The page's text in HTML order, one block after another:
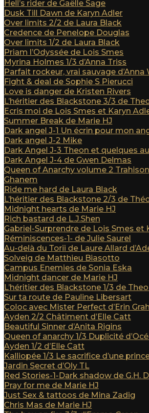
Hell’s rider de Gaëlle Sage
Dusk Till Dawn de Karyn Adler
Over limits 2/2 de Laura Black
Credence de Penelope Douglas
Over limits 1/2 de Laura Black
Priam l’Odyssée de Lois Smes
Myrina Holmes 1/3 d’Anna Triss
Parfait rockeur, vrai sauvage d’Anna
Fight & deal de Sophie S Pierucci
Love is danger de Kristen Rivers
L’héritier des Blackstone 3/3 de
Ecris moi de Lois Smes et Karyn
Summer Break de Marie HJ
Dark angel J-1 Un écrin pour mon
Dark angel J-2 Mike
Dark Angel J-3 Theon et quelques
Dark Angel J-4 de Gwen Delmas
Queen of Anarchy volume 2
Ghanem
Ride me hard de Laura Black
L’héritier des Blackstone 2/3 de
Midnight hearts de Marie HJ
Rich bastard de L.J.Shen
Gabriel-Surprendre de Lois Smes et
Réminiscences-1- de Julie Saurel
Au-delà du Torii de Laure Allard
Solveig de Matthieu Biasotto
Campus Enemies de Sonia Eska
Midnight dancer de Marie HJ
L’héritier des Blackstone 1/3 de
Sur ta route de Pauline Libersart
Coloc avec Mister Perfect d’Erin
Ayden 2/2 Châtiment d’Elle Catt
Beautiful Sinner d’Anita Rigins
Queen of anarchy 1/3 Duplicité
Ayden 1/2 d’Elle Catt
Kalliopée 1/3 Le sacrifice d’une
Jardin Secret d’Oly TL
Red Stories-1-Dark shadow de G.H.
Pray for me de Marie HJ
Just Sex & tattoos de Mina Zadig
Chris Mas de Marie HJ